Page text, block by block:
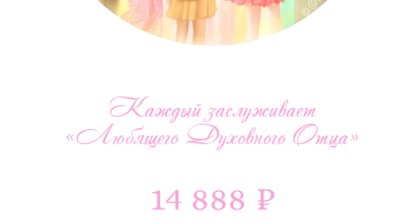
Каждый заслуживает
«Любящего Духовного Отца»
14 888 ₽